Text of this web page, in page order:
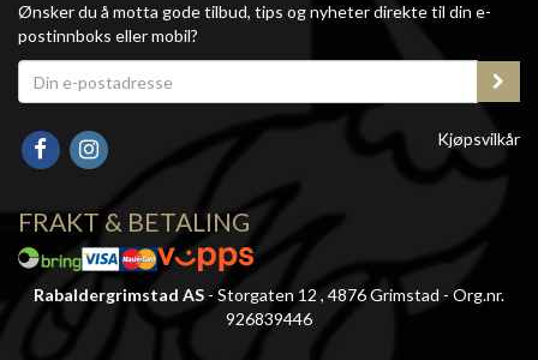
Ønsker du å motta gode tilbud, tips og nyheter direkte til din e-
postinnboks eller mobil?
Kjøpsvilkår
FRAKT & BETALING
Rabaldergrimstad AS - Storgaten 12 , 4876 Grimstad - Org.nr.
926839446